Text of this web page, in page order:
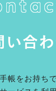
い合
帳をお持ち